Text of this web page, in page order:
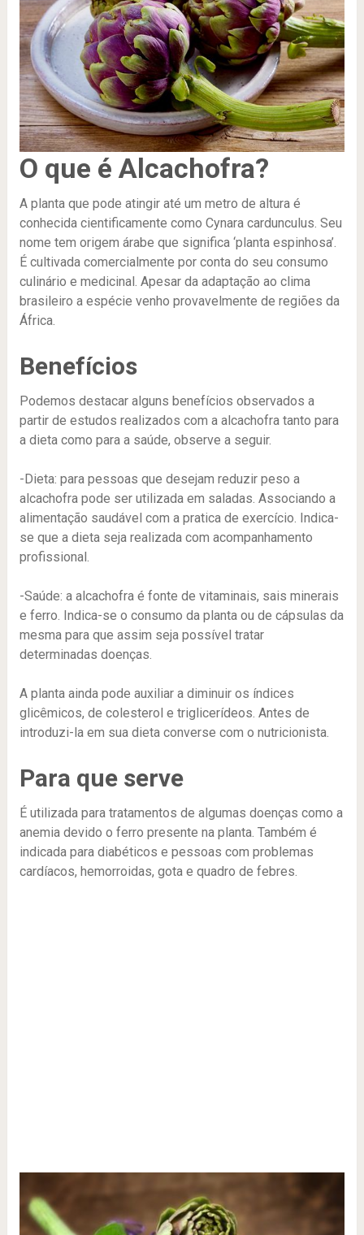
O que é Alcachofra?
A planta que pode atingir até um metro de altura é
conhecida cientificamente como Cynara cardunculus. Seu
nome tem origem árabe que significa ‘planta espinhosa’.
É cultivada comercialmente por conta do seu consumo
culinário e medicinal. Apesar da adaptação ao clima
brasileiro a espécie venho provavelmente de regiões da
África.
Benefícios
Podemos destacar alguns benefícios observados a
partir de estudos realizados com a alcachofra tanto para
a dieta como para a saúde, observe a seguir.
-Dieta: para pessoas que desejam reduzir peso a
alcachofra pode ser utilizada em saladas. Associando a
alimentação saudável com a pratica de exercício. Indica-
se que a dieta seja realizada com acompanhamento
profissional.
-Saúde: a alcachofra é fonte de vitaminais, sais minerais
e ferro. Indica-se o consumo da planta ou de cápsulas da
mesma para que assim seja possível tratar
determinadas doenças.
A planta ainda pode auxiliar a diminuir os índices
glicêmicos, de colesterol e triglicerídeos. Antes de
introduzi-la em sua dieta converse com o nutricionista.
Para que serve
É utilizada para tratamentos de algumas doenças como a
anemia devido o ferro presente na planta. Também é
indicada para diabéticos e pessoas com problemas
cardíacos, hemorroidas, gota e quadro de febres.